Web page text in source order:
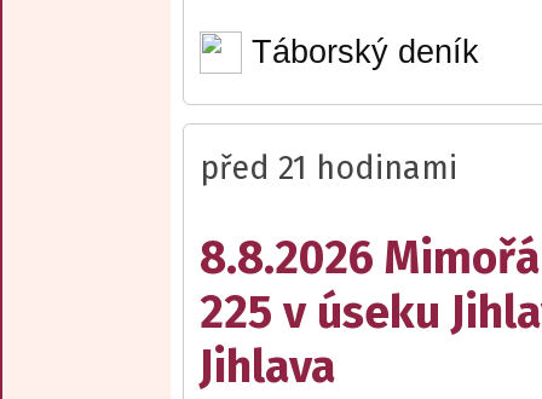
Táborský deník
před 21 hodinami
8.8.2026
225 v úseku
Jihlava